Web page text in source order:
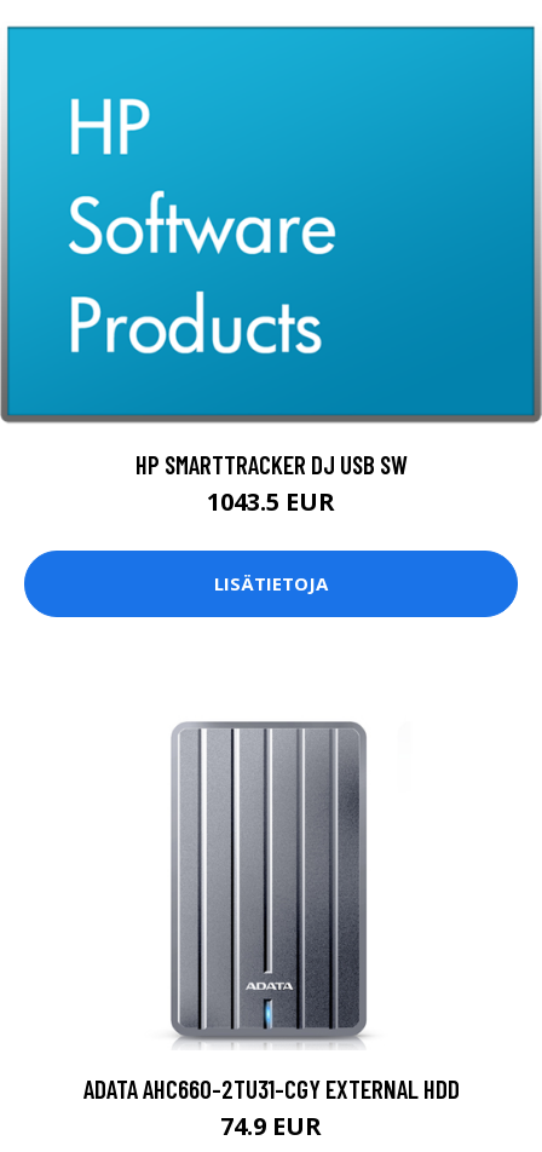
HP SMARTTRACKER DJ USB SW
1043.5 EUR
LISÄTIETOJA
ADATA AHC660-2TU31-CGY EXTERNAL HDD
74.9 EUR